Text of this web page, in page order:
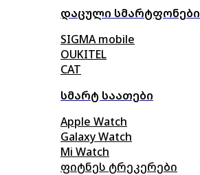
დაცული სმარტფონები
SIGMA mobile
OUKITEL
CAT
სმარტ საათები
Apple Watch
Galaxy Watch
Mi Watch
ფიტნეს ტრეკერები